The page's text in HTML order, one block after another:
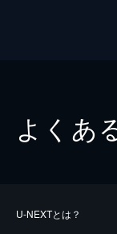
よくあ
U-NEXTとは？